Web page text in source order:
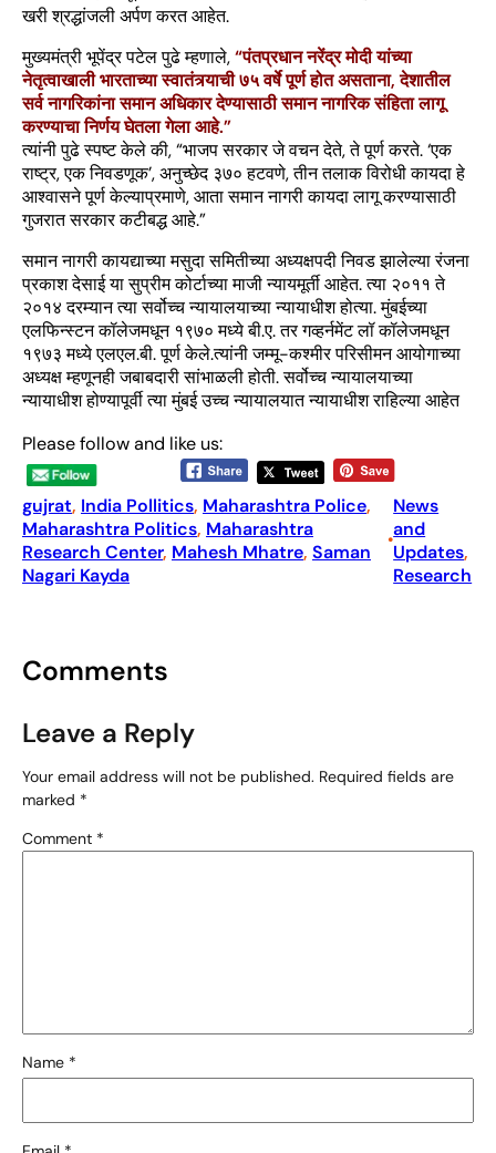
खरी श्रद्धांजली अर्पण करत आहेत.
मुख्यमंत्री भूपेंद्र पटेल पुढे म्हणाले,“पंतप्रधान नरेंद्र मोदी यांच्या
नेतृत्वाखाली भारताच्या स्वातंत्र्याची ७५ वर्षे पूर्ण होत असताना, देशातील
सर्व नागरिकांना समान अधिकार देण्यासाठी समान नागरिक संहिता लागू
करण्याचा निर्णय घेतला गेला आहे.”
त्यांनी पुढे स्पष्ट केले की, “भाजप सरकार जे वचन देते, ते पूर्ण करते. ‘एक
राष्ट्र, एक निवडणूक’, अनुच्छेद ३७० हटवणे, तीन तलाक विरोधी कायदा हे
आश्वासने पूर्ण केल्याप्रमाणे, आता समान नागरी कायदा लागू करण्यासाठी
गुजरात सरकार कटीबद्ध आहे.”
समान नागरी कायद्याच्या मसुदा समितीच्या अध्यक्षपदी निवड झालेल्या रंजना
प्रकाश देसाई या सुप्रीम कोर्टाच्या माजी न्यायमूर्ती आहेत. त्या २०११ ते
२०१४ दरम्यान त्या सर्वोच्च न्यायालयाच्या न्यायाधीश होत्या. मुंबईच्या
एलफिन्स्टन कॉलेजमधून १९७० मध्ये बी.ए. तर गव्हर्नमेंट लॉ कॉलेजमधून
१९७३ मध्ये एलएल.बी. पूर्ण केले.त्यांनी जम्मू-कश्मीर परिसीमन आयोगाच्या
अध्यक्ष म्हणूनही जबाबदारी सांभाळली होती. सर्वोच्च न्यायालयाच्या
न्यायाधीश होण्यापूर्वी त्या मुंबई उच्च न्यायालयात न्यायाधीश राहिल्या आहेत
Please follow and like us:
gujrat, India Pollitics, Maharashtra Police
Maharashtra Politics, Maharashtra
Research Center, Mahesh Mhatre, Saman
Nagari Kayda
•
News
and
Updates
Research
Comments
Leave a Reply
Your email address will not be published. Required fields are
marked *
Comment *
Name *